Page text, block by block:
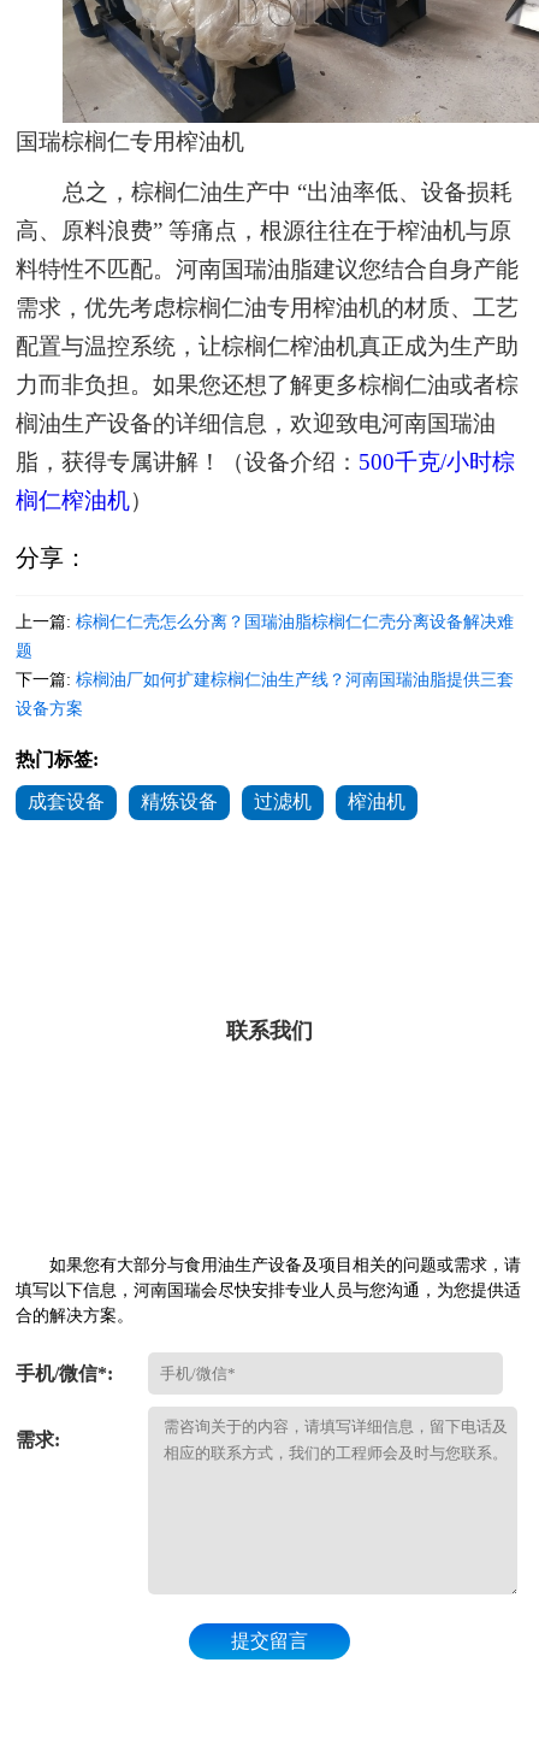
国瑞棕榈仁专用榨油机
总之，棕榈仁油生产中 “出油率低、设备损耗
高、原料浪费” 等痛点，根源往往在于榨油机与原
料特性不匹配。河南国瑞油脂建议您结合自身产能
需求，优先考虑棕榈仁油专用榨油机的材质、工艺
配置与温控系统，让棕榈仁榨油机真正成为生产助
力而非负担。如果您还想了解更多棕榈仁油或者棕
榈油生产设备的详细信息，欢迎致电河南国瑞油
脂，获得专属讲解！（设备介绍： 500千克/小时棕
榈仁榨油机）
分享：
上一篇:棕榈仁仁壳怎么分离？国瑞油脂棕榈仁仁壳分离设备解决难
题
下一篇:棕榈油厂如何扩建棕榈仁油生产线？河南国瑞油脂提供三套
设备方案
热门标签:
成套设备 精炼设备 过滤机 榨油机
联系我们
如果您有大部分与食用油生产设备及项目相关的问题或需求，请
填写以下信息，河南国瑞会尽快安排专业人员与您沟通，为您提供适
合的解决方案。
手机/微信*:
需求:
提交留言